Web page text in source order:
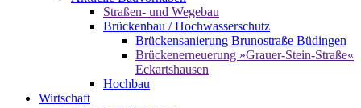
Straßen- und Wegebau
Brückenbau / Hochwasserschutz
Brückensanierung Brunostraße Büdingen
Brückenerneuerung »Grauer-Stein-Straße«
Eckartshausen
Hochbau
Wirtschaft